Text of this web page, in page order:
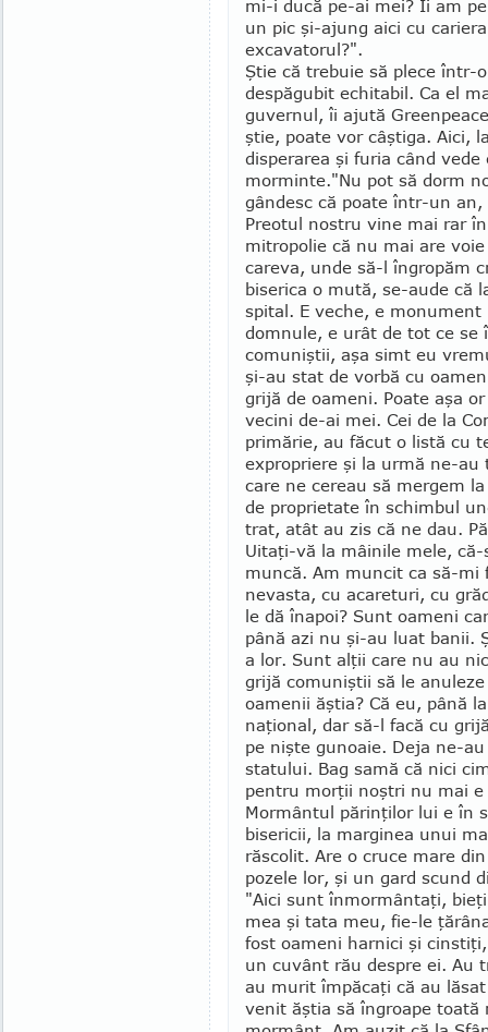
mi-i ducă pe-ai mei? Îi am
un pic şi-ajung aici cu
excavatorul?".
Ştie că trebuie să plece într-
despăgubit echitabil. Ca el
guvernul, îi ajută
ştie, poate vor câştiga. Aici,
disperarea şi furia când
morminte."Nu pot să dorm
gândesc că poate într-un
Preotul nostru vine mai rar
mitropolie că nu mai are
careva, unde să-l îngropăm
biserica o mută, se-aude că
spital. E veche, e
dom­nule, e urât de tot ce se
comuniş­tii, aşa simt eu
şi-au stat de vorbă cu
grijă de oameni. Poate aşa
vecini de-ai mei. Cei de la
primărie, au făcut o listă cu
expropriere şi la urmă ne-
care ne cereau să mergem
de proprietate în schim­bul
trat, atât au zis că ne dau.
Uitaţi-vă la mâinile mele,
mun­că. Am muncit ca să-mi
nevasta, cu acareturi, cu
le dă înapoi? Sunt oameni
până azi nu şi-au luat ba­nii.
a lor. Sunt alţii care nu au
grijă comuniştii să le
oamenii ăş­tia? Că eu, până
naţional, dar să-l facă cu
pe nişte gunoaie. Deja ne-
statului. Bag samă că nici
pentru morţii noştri nu mai e
Mormântul părinţilor lui e în
bisericii, la marginea unui
răscolit. Are o cruce mare
pozele lor, şi un gard scund
"Aici sunt înmormântaţi,
mea şi tata meu, fie-le
fost oameni harnici şi
un cuvânt rău despre ei. Au
au murit împăcaţi că au
venit ăştia să îngroape toată